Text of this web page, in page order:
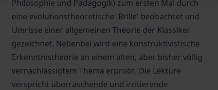
Philosophie und Pädagogik) zum ersten Mal durch
eine evolutionstheoretische 'Brille' beobachtet und
Umrisse einer allgemeinen Theorie der Klassiker
gezeichnet. Nebenbei wird eine konstruktivistische
Erkenntnistheorie an einem alten, aber bisher völlig
vernachlässigtem Thema erprobt. Die Lektüre
verspricht überraschende und irritierende